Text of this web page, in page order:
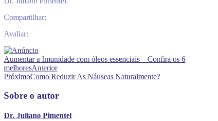
Compartilhar:
Avaliar:
Aumentar a Imunidade com óleos essenciais – Confira os 6
melhoresAnterior
PróximoComo Reduzir As Náuseas Naturalmente?
Sobre o autor
Dr. Juliano Pimentel